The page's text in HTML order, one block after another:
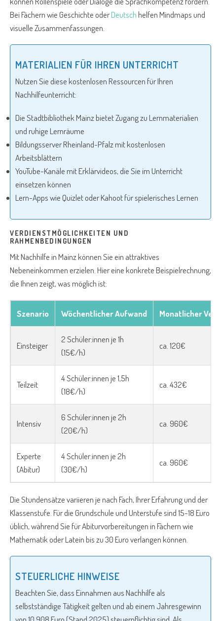
Bei Fächern wie Geschichte oderDeutschhelfen Mindmaps und
visuelle Zusammenfassungen.
MATERIALIEN FÜR IHREN UNTERRICHT
Nutzen Sie diese kostenlosen Ressourcen für Ihren
Nachhilfeunterricht:
Die Stadtbibliothek Mainz bietet Zugang zu Lernmaterialien
und ruhige Lernräume
Bildungsserver Rheinland-Pfalz mit kostenlosen
Arbeitsblättern
YouTube-Kanäle mit Erklärvideos, die Sie im Unterricht
einsetzen können
Lern-Apps wie Quizlet oder Kahoot für spielerisches Lernen
VERDIENSTMÖGLICHKEITEN UND
RAHMENBEDINGUNGEN
Mit Nachhilfe in Mainz können Sie ein attraktives
Nebeneinkommen erzielen. Hier eine konkrete Beispielrechnung,
die Ihnen zeigt, was möglich ist:
Szenario Wöchentlicher Aufwand Monatlicher
Einsteiger
2 Schüler:innen je 1h
(15€/h)
ca. 120€
Teilzeit
4 Schüler:innen je 1,5h
(18€/h)
ca. 432€
Intensiv
6 Schüler:innen je 2h
(20€/h)
ca. 960€
Experte
(Abitur)
4 Schüler:innen je 2h
(30€/h)
ca. 960€
Die Stundensätze variieren je nach Fach, Ihrer Erfahrung und der
Klassenstufe. Für die Grundschule und Unterstufe sind 15-18 Euro
üblich, während Sie für Abiturvorbereitungen in Fächern wie
Mathematik oder Latein bis zu 30 Euro verlangen können.
STEUERLICHE HINWEISE
Beachten Sie, dass Einnahmen aus Nachhilfe als
selbstständige Tätigkeit gelten und ab einem Jahresgewinn